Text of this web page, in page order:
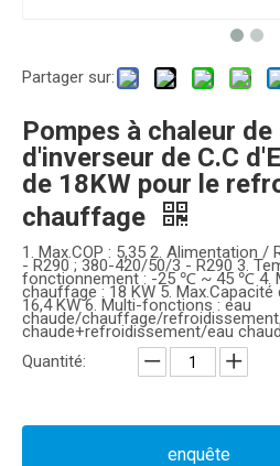
Partager sur:
Pompes à chaleur
d'inverseur de C.C
de 18KW pour le
chauffage
1. Max.COP : 5,35 2. Alimentation /
- R290 ; 380-420/50/3 - R290 3.
fonctionnement : -25 ℃ ~ 45 ℃ 4.
chauffage : 18 KW 5.
16,4 KW 6. Multi-fonctions : eau
chaude/chauffage/
chaude+refroidissement/eau
Quantité:
enquête